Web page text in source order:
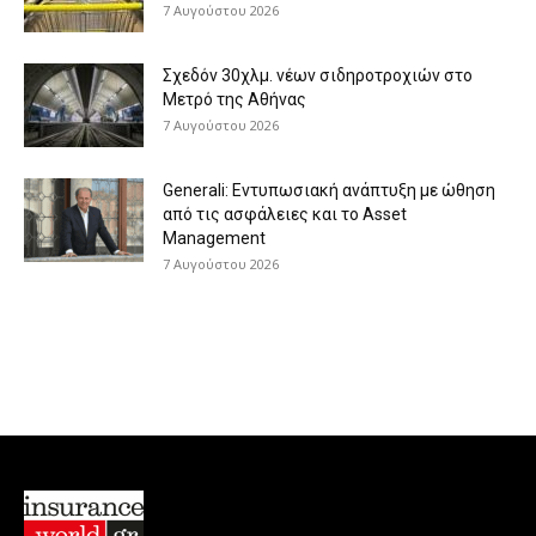
7 Αυγούστου 2026
Σχεδόν 30χλμ. νέων σιδηροτροχιών στο
Μετρό της Αθήνας
7 Αυγούστου 2026
Generali: Eντυπωσιακή ανάπτυξη με ώθηση
από τις ασφάλειες και το Asset
Management
7 Αυγούστου 2026